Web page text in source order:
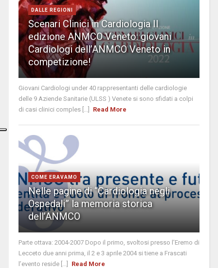
DALLE REGIONI
Scenari Clinici in Cardiologia II
edizione ANMCO Veneto: giovani
Cardiologi dell’ANMCO Veneto in
competizione!
Giovani Cardiologi under 40 rappresentanti delle cardiologie
delle 9 Aziende Sanitarie (ULSS ) Venete si sono sfidati a colpi
di casi clinici comples [...]
Read More
COME ERAVAMO
Nelle pagine di “Cardiologia negli
Ospedali” la memoria storica
dell’ANMCO
Parte ottava: 2004-2007 Dopo il primo, svoltosi presso l’Eremo di
Lecceto due anni prima, il 2 e 3 aprile 2004 si tiene a Frascati
l’evento reside [...]
Read More